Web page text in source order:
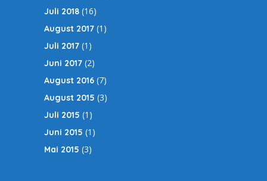
Juli 2018 (16)
August 2017 (1)
Juli 2017 (1)
Juni 2017 (2)
August 2016 (7)
August 2015 (3)
Juli 2015 (1)
Juni 2015 (1)
Mai 2015 (3)